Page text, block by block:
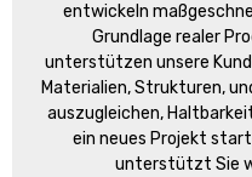
entwickeln
Grundlage realer
unterstützen unsere
Materialien, Strukturen,
auszugleichen,
ein neues Projekt
unterstützt Sie